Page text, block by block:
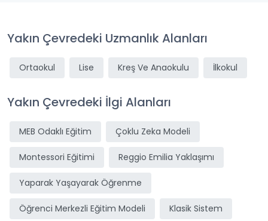
Yakın Çevredeki Uzmanlık Alanları
Ortaokul Lise Kreş Ve Anaokulu İlkokul
Yakın Çevredeki İlgi Alanları
MEB Odaklı Eğitim Çoklu Zeka Modeli
Montessori Eğitimi Reggio Emilia Yaklaşımı
Yaparak Yaşayarak Öğrenme
Öğrenci Merkezli Eğitim Modeli Klasik Sistem